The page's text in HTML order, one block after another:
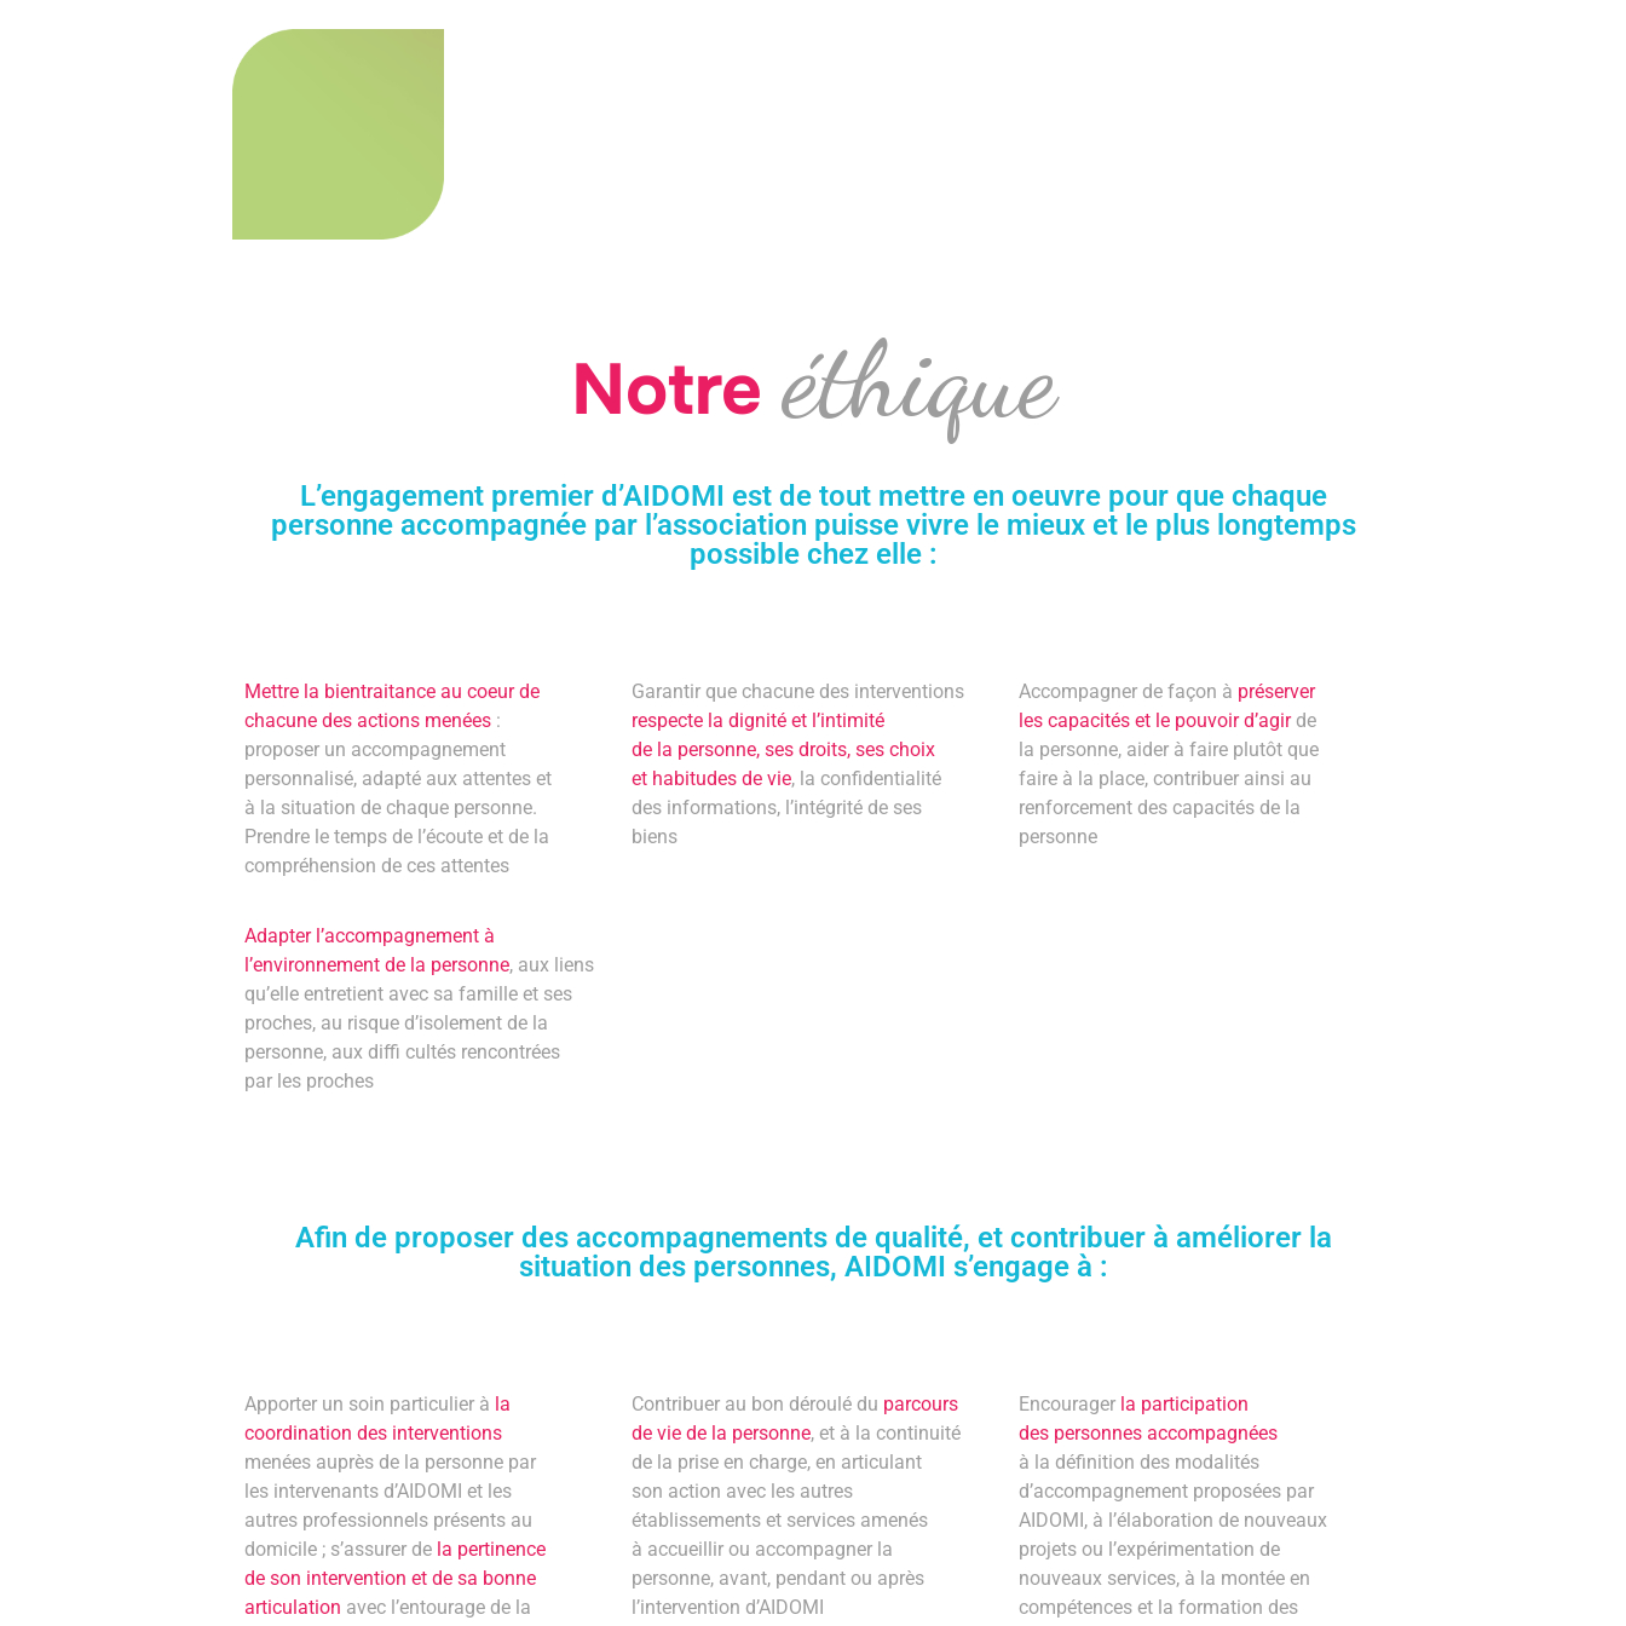
Notre éthique
L’engagement premier d’AIDOMI est de tout mettre en oeuvre pour que chaque
personne accompagnée par l’association puisse vivre le mieux et le plus longtemps
possible chez elle :
Mettre la bientraitance au coeur de
chacune des actions menées :
proposer un accompagnement
personnalisé, adapté aux attentes et
à la situation de chaque personne.
Prendre le temps de l’écoute et de la
compréhension de ces attentes
Garantir que chacune des interventions
respecte la dignité et l’intimité
de la personne, ses droits, ses choix
et habitudes de vie, la confidentialité
des informations, l’intégrité de ses
biens
Accompagner de façon à préserver
les capacités et le pouvoir d’agirde
la personne, aider à faire plutôt que
faire à la place, contribuer ainsi au
renforcement des capacités de la
personne
Adapter l’accompagnement à
l’environnement de la personne, aux liens
qu’elle entretient avec sa famille et ses
proches, au risque d’isolement de la
personne, aux diffi cultés rencontrées
par les proches
Afin de proposer des accompagnements de qualité, et contribuer à améliorer la
situation des personnes, AIDOMI s’engage à :
Apporter un soin particulier à la
coordination des interventions
menées auprès de la personne par
les intervenants d’AIDOMI et les
autres professionnels présents au
domicile ; s’assurer de la pertinence
de son intervention et de sa bonne
articulation avec l’entourage de la
Contribuer au bon déroulé du parcours
de vie de la personne, et à la continuité
de la prise en charge, en articulant
son action avec les autres
établissements et services amenés
à accueillir ou accompagner la
personne, avant, pendant ou après
l’intervention d’AIDOMI
Encourager la participation
des personnes accompagnées
à la définition des modalités
d’accompagnement proposées par
AIDOMI, à l’élaboration de nouveaux
projets ou l’expérimentation de
nouveaux services, à la montée en
compétences et la formation des